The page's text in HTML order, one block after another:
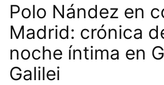
Polo Nández en
Madrid: crónica
noche íntima en
Galilei